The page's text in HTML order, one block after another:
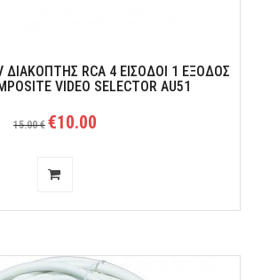
ΔΙΑΚΌΠΤΗΣ RCA 4 ΕΊΣΟΔΟΙ 1 ΈΞΟΔΟΣ
VIDEO SELECTOR AU51
15.00 € €10.00